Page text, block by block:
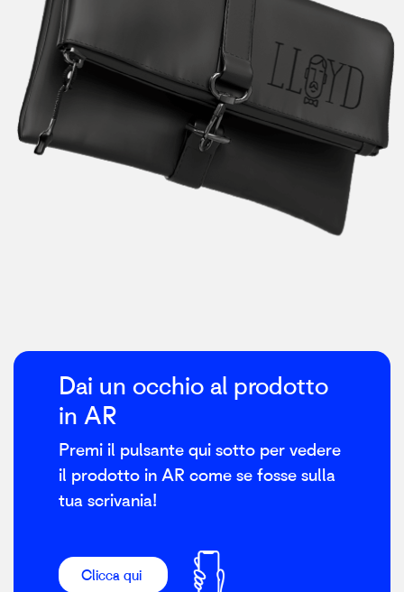
Dai un occhio al prodotto
in AR
Premi il pulsante qui sotto per vedere
il prodotto in AR come se fosse sulla
tua scrivania!
Clicca qui